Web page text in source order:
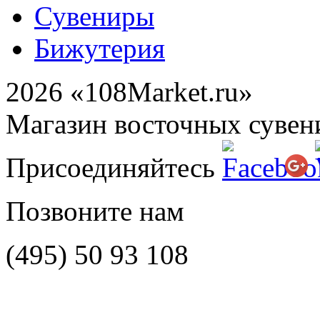
Сувениры
Бижутерия
2026 «108Market.ru»
Магазин восточных
Присоединяйтесь
Позвоните нам
(495) 50 93 108